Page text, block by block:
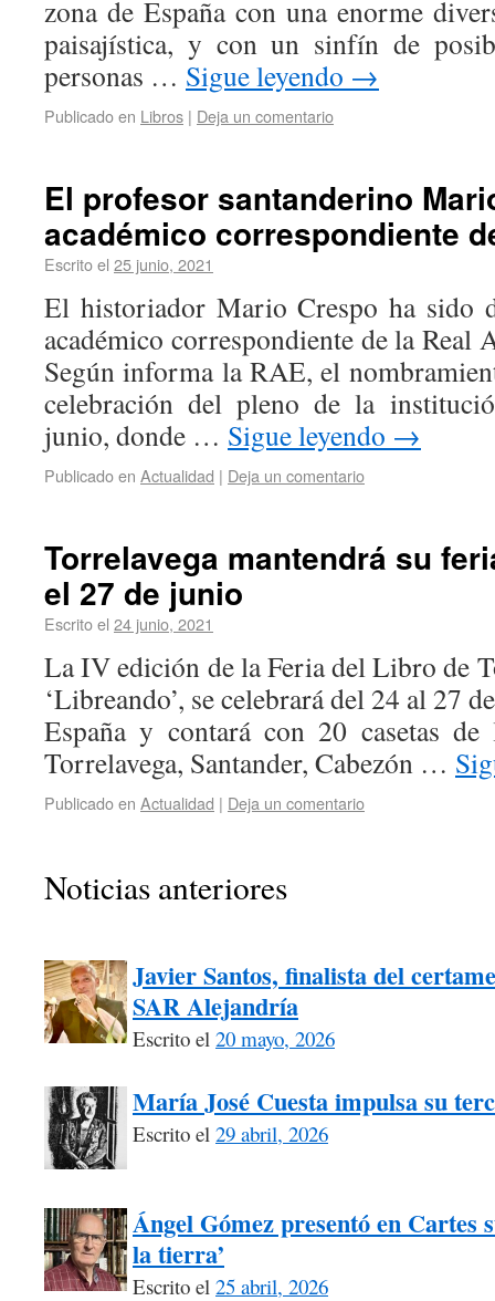
zona de España con una enorme
paisajística, y con un sinfín de
personas … Sigue leyendo →
Publicado en Libros | Deja un comentario
El profesor santanderino
académico correspondiente
Escrito el 25 junio, 2021
El historiador Mario Crespo ha sido
académico correspondiente de la Real
Según informa la RAE, el
celebración del pleno de la
junio, donde … Sigue leyendo →
Publicado en Actualidad | Deja un comentario
Torrelavega mantendrá su
el 27 de junio
Escrito el 24 junio, 2021
La IV edición de la Feria del Libro de
‘Libreando’, se celebrará del 24 al 27
España y contará con 20 casetas
Torrelavega, Santander, Cabezón …
Publicado en Actualidad | Deja un comentario
Noticias anteriores
Javier Santos, finalista del
SAR Alejandría
Escrito el 20 mayo, 2026
María José Cuesta impulsa su
Escrito el 29 abril, 2026
Ángel Gómez presentó en Cartes
la tierra’
Escrito el 25 abril, 2026